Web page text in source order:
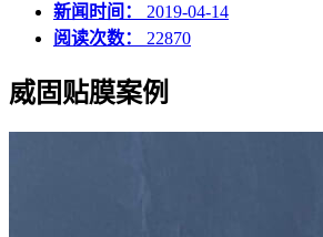
新闻时间： 2019-04-14
阅读次数： 22870
威固贴膜案例